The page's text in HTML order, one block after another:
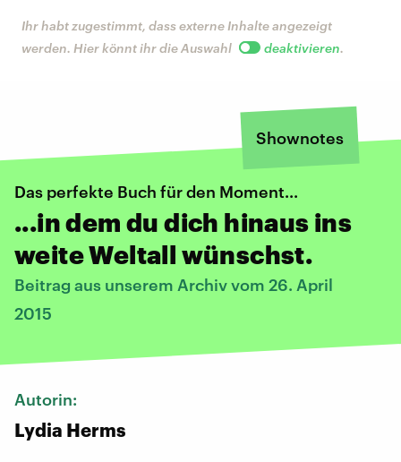
Ihr habt zugestimmt, dass externe Inhalte angezeigt
werden. Hier könnt ihr die Auswahl
deaktivieren.
Shownotes
Das perfekte Buch für den Moment...
...in dem du dich hinaus ins
weite Weltall wünschst.
Beitrag aus unserem Archiv vom 26. April
2015
Autorin:
Lydia Herms